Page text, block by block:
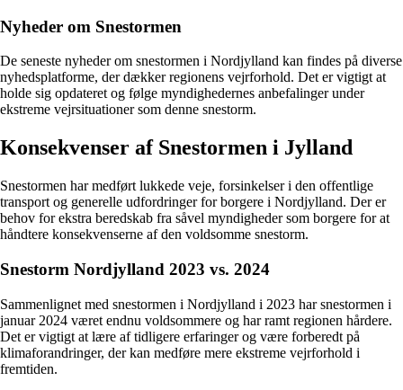
Nyheder om Snestormen
De seneste nyheder om snestormen i Nordjylland kan findes på diverse
nyhedsplatforme, der dækker regionens vejrforhold. Det er vigtigt at
holde sig opdateret og følge myndighedernes anbefalinger under
ekstreme vejrsituationer som denne snestorm.
Konsekvenser af Snestormen i Jylland
Snestormen har medført lukkede veje, forsinkelser i den offentlige
transport og generelle udfordringer for borgere i Nordjylland. Der er
behov for ekstra beredskab fra såvel myndigheder som borgere for at
håndtere konsekvenserne af den voldsomme snestorm.
Snestorm Nordjylland 2023 vs. 2024
Sammenlignet med snestormen i Nordjylland i 2023 har snestormen i
januar 2024 været endnu voldsommere og har ramt regionen hårdere.
Det er vigtigt at lære af tidligere erfaringer og være forberedt på
klimaforandringer, der kan medføre mere ekstreme vejrforhold i
fremtiden.